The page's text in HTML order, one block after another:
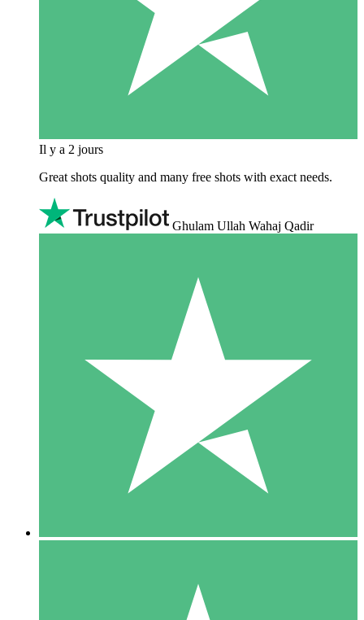
Il y a 2 jours
Great shots quality and many free shots with exact needs.
Ghulam Ullah Wahaj Qadir